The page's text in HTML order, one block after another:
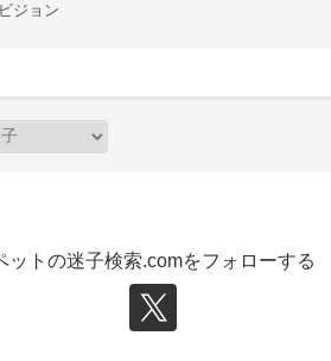
ジョン
ットの迷子検索.comをフォローする